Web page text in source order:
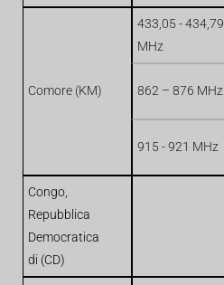
Comore (KM)
433,05 - 434,79
MHz
862 – 876 MHz
915 - 921 MHz
Congo,
Repubblica
Democratica
di (CD)